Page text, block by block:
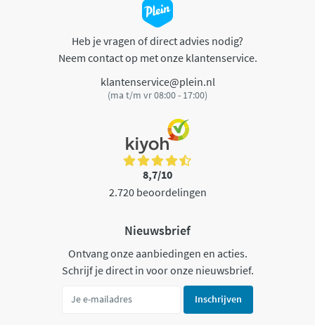
Heb je vragen of direct advies nodig?
Neem contact op met onze klantenservice.
klantenservice@plein.nl
(ma t/m vr 08:00 - 17:00)
8,7/10
2.720 beoordelingen
Nieuwsbrief
Ontvang onze aanbiedingen en acties.
Schrijf je direct in voor onze nieuwsbrief.
Inschrijven